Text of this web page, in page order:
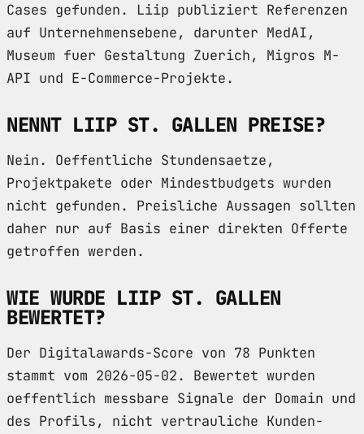
Cases gefunden. Liip publiziert Referenzen
auf Unternehmensebene, darunter MedAI,
Museum fuer Gestaltung Zuerich, Migros M-
API und E-Commerce-Projekte.
NENNT LIIP ST. GALLEN PREISE?
Nein. Oeffentliche Stundensaetze,
Projektpakete oder Mindestbudgets wurden
nicht gefunden. Preisliche Aussagen sollten
daher nur auf Basis einer direkten Offerte
getroffen werden.
WIE WURDE LIIP ST. GALLEN
BEWERTET?
Der Digitalawards-Score von 78 Punkten
stammt vom 2026-05-02. Bewertet wurden
oeffentlich messbare Signale der Domain und
des Profils, nicht vertrauliche Kunden-